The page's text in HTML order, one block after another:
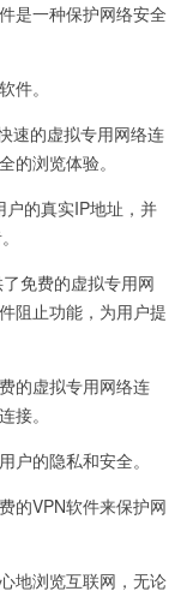
是一种保护网络安全
。
的虚拟专用网络连
的浏览体验。
的真实IP地址，并
免费的虚拟专用网
阻止功能，为用户提
的虚拟专用网络连
接。
的隐私和安全。
VPN软件来保护网
地浏览互联网，无论